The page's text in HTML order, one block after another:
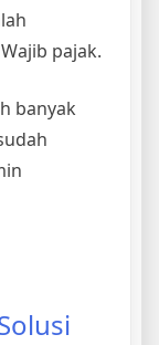
pajak.
banyak